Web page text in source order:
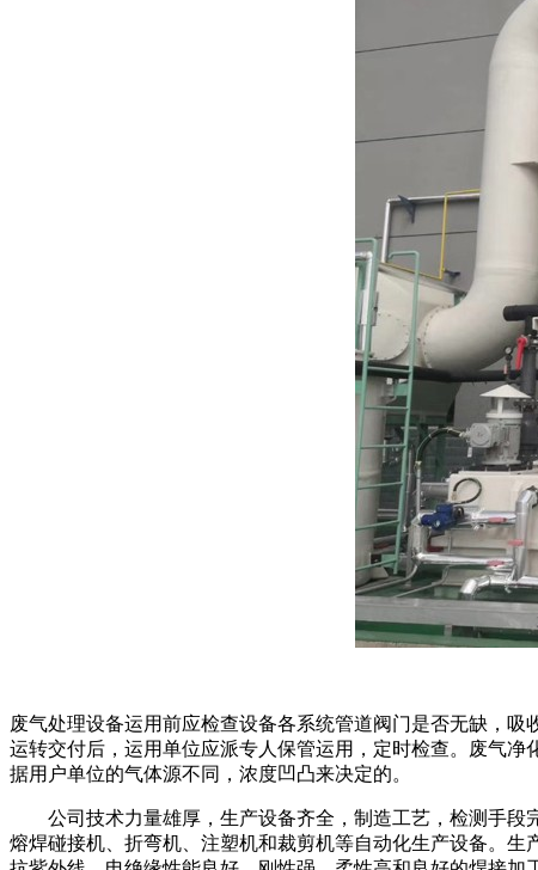
废气处理设备运用前应检查设备各系统管道阀门是否无缺，
运转交付后，运用单位应派专人保管运用，定时检查。废气
据用户单位的气体源不同，浓度凹凸来决定的。
公司技术力量雄厚，生产设备齐全，制造工艺，检测手段
熔焊碰接机、折弯机、注塑机和裁剪机等自动化生产设备。